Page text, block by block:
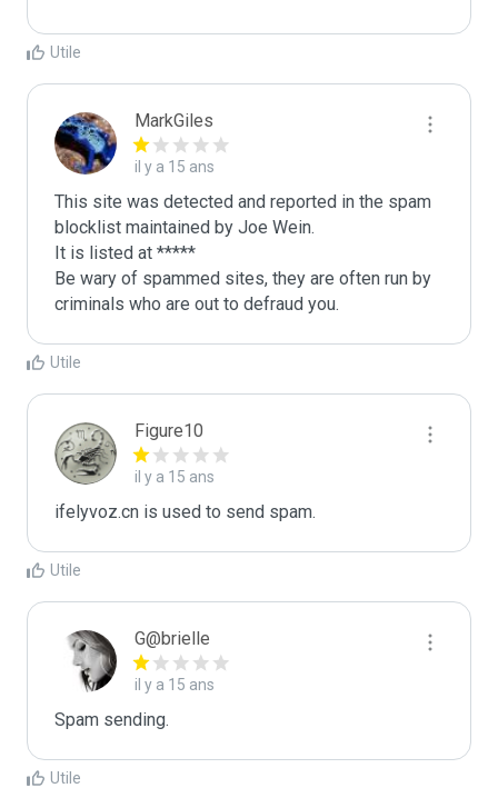
Utile
MarkGiles
il y a 15 ans
This site was detected and reported in the spam
blocklist maintained by Joe Wein.
It is listed at *****
Be wary of spammed sites, they are often run by
criminals who are out to defraud you.
Utile
Figure10
il y a 15 ans
ifelyvoz.cn is used to send spam.
Utile
G@brielle
il y a 15 ans
Spam sending.
Utile